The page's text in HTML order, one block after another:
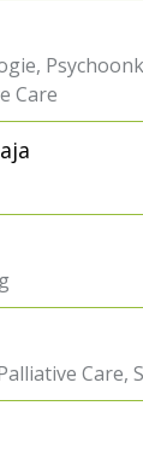
Care
Care,